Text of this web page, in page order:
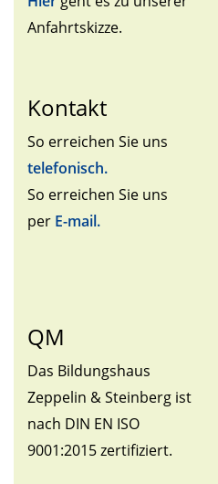
Anfahrtskizze.
Kontakt
So erreichen Sie uns
telefonisch.
So erreichen Sie uns
per E-mail.
QM
Das Bildungshaus
Zeppelin & Steinberg ist
nach DIN EN ISO
9001:2015 zertifiziert.